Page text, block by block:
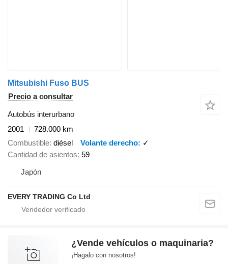
Mitsubishi Fuso BUS
Precio a consultar
Autobús interurbano
2001
728.000 km
Combustible diésel Volante derecho
✓
Cantidad de asientos 59
Japón
EVERY TRADING Co Ltd
¿Vende vehículos o maquinaria?
¡Hagalo con nosotros!